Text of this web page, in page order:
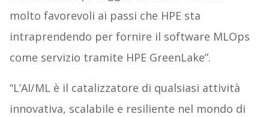
molto favorevoli ai passi che HPE sta
intraprendendo per fornire il software MLOps
come servizio tramite HPE GreenLake”.
“L’AI/ML è il catalizzatore di qualsiasi attività
innovativa, scalabile e resiliente nel mondo di